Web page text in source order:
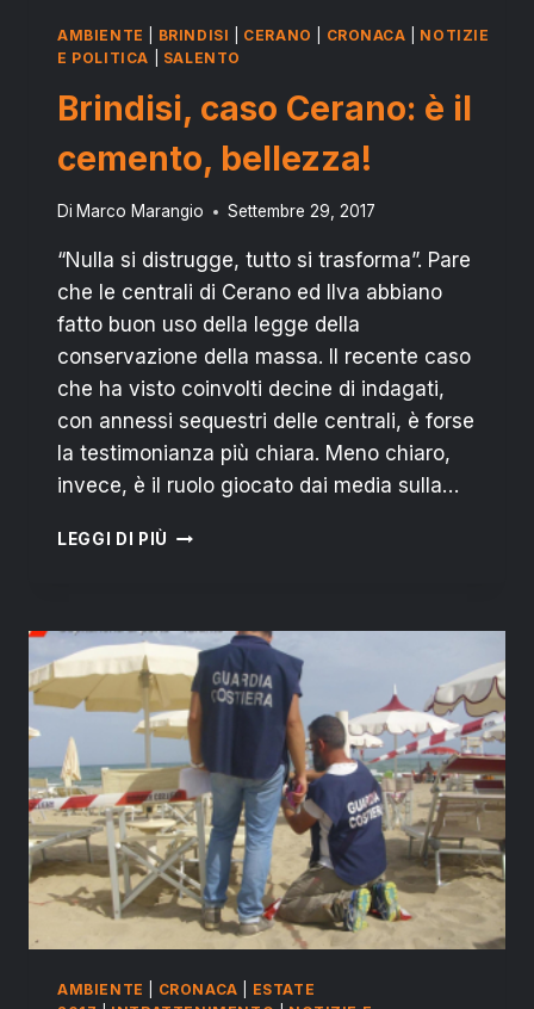
AMBIENTE BRINDISI CERANO CRONACA
NOTIZIE
E POLITICA
SALENTO
Brindisi, caso Cerano: è il
cemento, bellezza!
Di Marco Marangio Settembre 29, 2017
“Nulla si distrugge, tutto si trasforma”. Pare
che le centrali di Cerano ed Ilva abbiano
fatto buon uso della legge della
conservazione della massa. Il recente caso
che ha visto coinvolti decine di indagati,
con annessi sequestri delle centrali, è forse
la testimonianza più chiara. Meno chiaro,
invece, è il ruolo giocato dai media sulla…
LEGGI DI PIÙ BRINDISI,
IL
CEMENTO,
BELLEZZA!
AMBIENTE CRONACA
ESTATE